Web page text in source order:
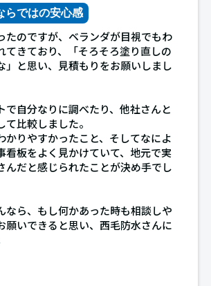
らではの安心感
たのですが、ベランダが目視でもわ
てきており、「そろそろ塗り直しの
」と思い、見積もりをお願いしまし
で自分なりに調べたり、他社さんと
比較しました。
かりやすかったこと、そしてなによ
看板をよく見かけていて、地元で実
んだと感じられたことが決め手でし
なら、もし何かあった時も相談しや
願いできると思い、西毛防水さんに